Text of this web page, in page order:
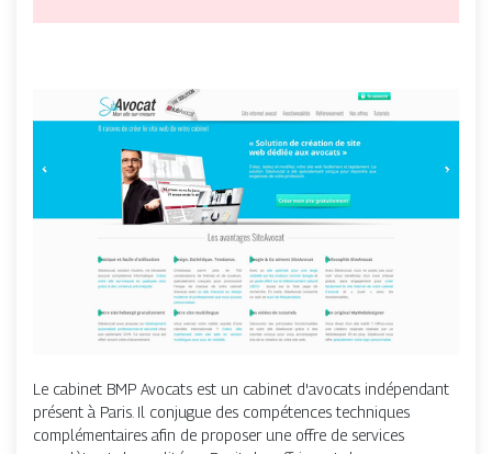
Le cabinet BMP Avocats est un cabinet d'avocats indépendant
présent à Paris. Il conjugue des compétences techniques
complémentaires afin de proposer une offre de services